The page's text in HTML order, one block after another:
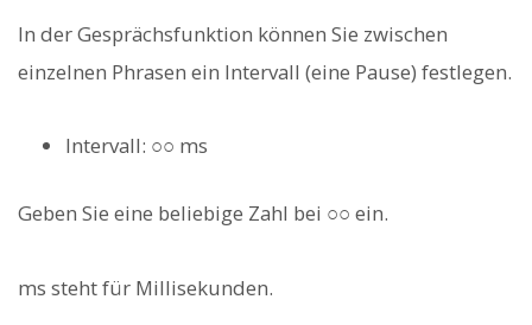
In der Gesprächsfunktion können Sie zwischen
einzelnen Phrasen ein Intervall (eine Pause) festlegen.
Intervall: ○○ ms
Geben Sie eine beliebige Zahl bei ○○ ein.
ms steht für Millisekunden.